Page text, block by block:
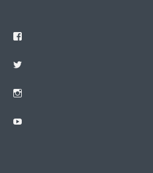
Facebook
Twitter
Instagram
YouTube